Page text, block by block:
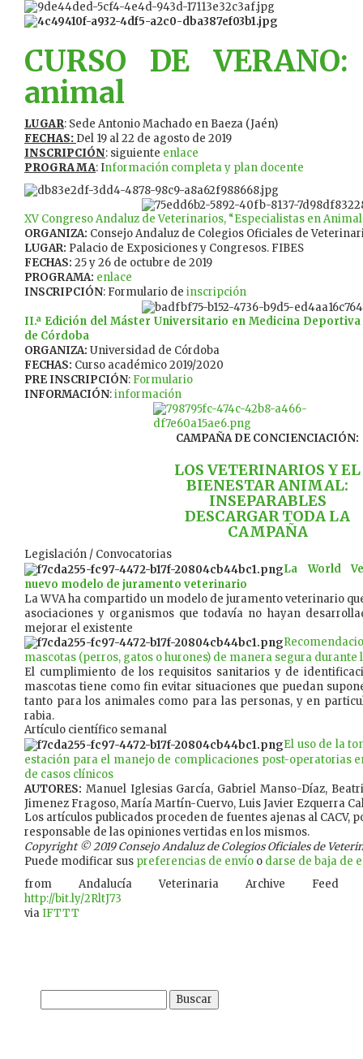
CURSO DE
animal
LUGAR: Sede Antonio Machado en Baeza (Jaén)
FECHAS: Del 19 al 22 de agosto de 2019
INSCRIPCIÓN: siguiente enlace
PROGRAMA: Información completa y plan docente
XV Congreso Andaluz de Veterinarios, “Especialistas en
ORGANIZA: Consejo Andaluz de Colegios Oficiales de
LUGAR: Palacio de Exposiciones y Congresos. FIBES
FECHAS: 25 y 26 de octubre de 2019
PROGRAMA: enlace
INSCRIPCIÓN: Formulario de inscripción
II.ª Edición del Máster Universitario en Medicina
de Córdoba
ORGANIZA: Universidad de Córdoba
FECHAS: Curso académico 2019/2020
PRE INSCRIPCIÓN: Formulario
INFORMACIÓN:información
CAMPAÑA DE CONCIENCIACIÓN:
LOS VETERINARIOS Y EL
BIENESTAR ANIMAL:
INSEPARABLES
DESCARGAR TODA LA
CAMPAÑA
Legislación / Convocatorias
La World
nuevo modelo de juramento veterinario
La WVA ha compartido un modelo de juramento veterinario
asociaciones y organismos que todavía no hayan
mejorar el existente
mascotas (perros, gatos o hurones) de manera segura durante
El cumplimiento de los requisitos sanitarios y de
mascotas tiene como fin evitar situaciones que puedan
tanto para los animales como para las personas, y en
rabia.
Artículo científico semanal
El uso de la
estación para el manejo de complicaciones post-operatorias
de casos clínicos
AUTORES: Manuel Iglesias García, Gabriel Manso-Díaz,
Jimenez Fragoso, María Martín-Cuervo, Luis Javier Ezquerra
Los artículos publicados proceden de fuentes ajenas al CACV,
responsable de las opiniones vertidas en los mismos.
Copyright © 2019 Consejo Andaluz de Colegios Oficiales de
Puede modificar sus preferencias de envío o darse de baja de
from Andalucía Veterinaria Archive Feed
http://bit.ly/2RltJ73
viaIFTTT
Buscar: